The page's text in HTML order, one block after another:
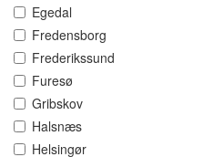
Egedal
Fredensborg
Frederikssund
Furesø
Gribskov
Halsnæs
Helsingør